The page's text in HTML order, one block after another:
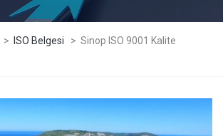
> ISO Belgesi > Sinop ISO 9001 Kalite